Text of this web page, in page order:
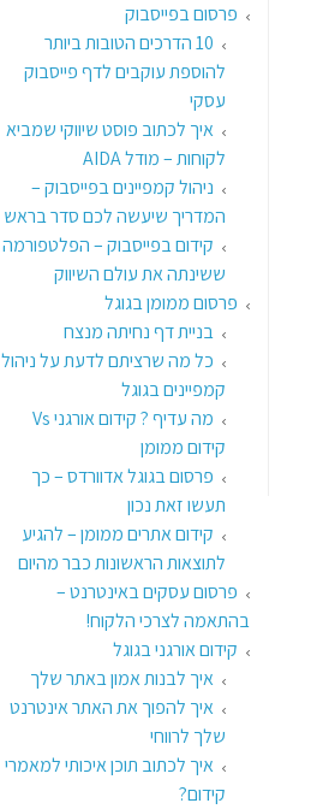
פרסום בפייסבוק
10 הדרכים הטובות ביותר
להוספת עוקבים לדף פייסבוק
עסקי
איך לכתוב פוסט שיווקי שמביא
לקוחות – מודל AIDA
ניהול קמפיינים בפייסבוק –
המדריך שיעשה לכם סדר בראש
קידום בפייסבוק – הפלטפורמה
ששינתה את עולם השיווק
פרסום ממומן בגוגל
בניית דף נחיתה מנצח
כל מה שרציתם לדעת על ניהול
קמפיינים בגוגל
מה עדיף ? קידום אורגני Vs
קידום ממומן
פרסום בגוגל אדוורדס – כך
תעשו זאת נכון
קידום אתרים ממומן – להגיע
לתוצאות הראשונות כבר מהיום
פרסום עסקים באינטרנט –
בהתאמה לצרכי הלקוח!
קידום אורגני בגוגל
איך לבנות אמון באתר שלך
איך להפוך את האתר אינטרנט
שלך לרווחי
איך לכתוב תוכן איכותי למאמרי
קידום?